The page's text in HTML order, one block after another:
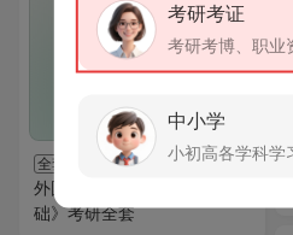
全套
2027年河南科技大学
外国语学院《357英语翻译基
础》考研全套
考研考证
考研考博、职业
中小学
小初高各学科学